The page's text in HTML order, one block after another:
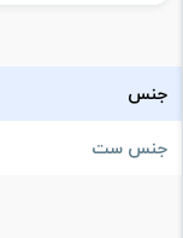
جنس
جنس ست